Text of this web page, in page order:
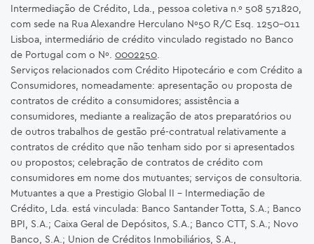
Intermediação de Crédito, Lda., pessoa coletiva n.º 508 571820,
com sede na Rua Alexandre Herculano Nº50 R/C Esq. 1250-011
Lisboa, intermediário de crédito vinculado registado no Banco
de Portugal com o Nº. 0002250.
Serviços relacionados com Crédito Hipotecário e com Crédito a
Consumidores, nomeadamente: apresentação ou proposta de
contratos de crédito a consumidores; assistência a
consumidores, mediante a realização de atos preparatórios ou
de outros trabalhos de gestão pré-contratual relativamente a
contratos de crédito que não tenham sido por si apresentados
ou propostos; celebração de contratos de crédito com
consumidores em nome dos mutuantes; serviços de consultoria.
Mutuantes a que a Prestigio Global II – Intermediação de
Crédito, Lda. está vinculada: Banco Santander Totta, S.A.; Banco
BPI, S.A.; Caixa Geral de Depósitos, S.A.; Banco CTT, S.A.; Novo
Banco, S.A.; Union de Créditos Inmobiliários, S.A.,